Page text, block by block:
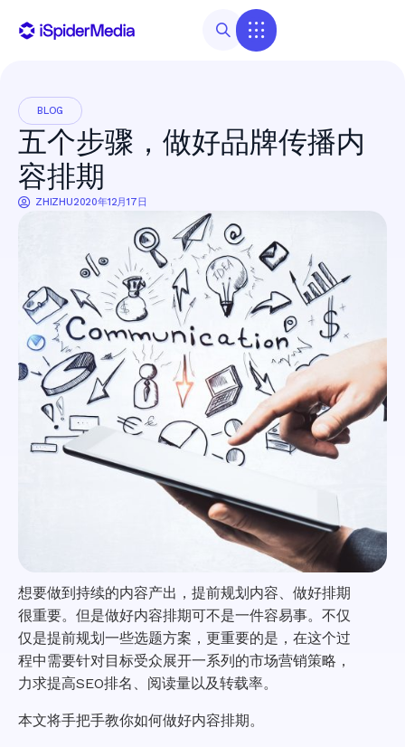
BLOG
五个步骤，做好品牌传播内
容排期
ZHIZHU2020年12月17日
想要做到持续的内容产出，提前规划内容、做好排期
很重要。但是做好内容排期可不是一件容易事。不仅
仅是提前规划一些选题方案，更重要的是，在这个过
程中需要针对目标受众展开一系列的市场营销策略，
力求提高SEO排名、阅读量以及转载率。
本文将手把手教你如何做好内容排期。